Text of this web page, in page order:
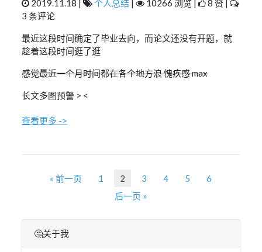
2019.11.18 | 个人总结 | 10266 浏览 |
8 赞 |
3 条评论
最近这段时间确定了毕业去向，而论文还没有开题，就
趁着这段时间逛了逛
感觉最近一个月时间都在各个地方浪 愧疚感 max
长文多图预警 > <
查看更多 ->
« 前一页 1 2 3 4 5
6
后一页 »
🤔关于我